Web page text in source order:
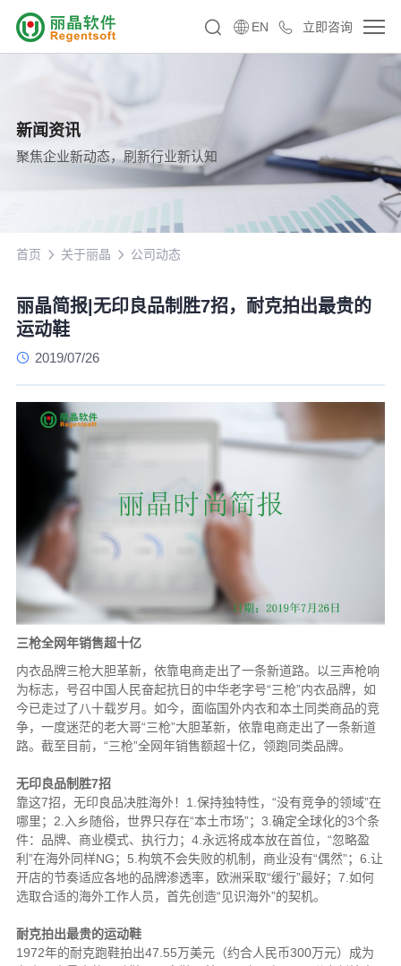
立即咨询
EN
新闻资讯
聚焦企业新动态，刷新行业新认知
首页 关于丽晶 公司动态
丽晶简报|无印良品制胜7招，耐克拍出最贵的
运动鞋
2019/07/26
三枪全网年销售超十亿
内衣品牌三枪大胆革新，依靠电商走出了一条新道路。以三声枪响
为标志，号召中国人民奋起抗日的中华老字号“三枪”内衣品牌，如
今已走过了八十载岁月。如今，面临国外内衣和本土同类商品的竞
争，一度迷茫的老大哥“三枪”大胆革新，依靠电商走出了一条新道
路。截至目前，“三枪”全网年销售额超十亿，领跑同类品牌。
无印良品制胜7招
靠这7招，无印良品决胜海外！1.保持独特性，“没有竞争的领域”在
哪里；2.入乡随俗，世界只存在“本土市场”；3.确定全球化的3个条
件：品牌、商业模式、执行力；4.永远将成本放在首位，“忽略盈
利”在海外同样NG；5.构筑不会失败的机制，商业没有“偶然”；6.让
开店的节奏适应各地的品牌渗透率，欧洲采取“缓行”最好；7.如何
选取合适的海外工作人员，首先创造“见识海外”的契机。
耐克拍出最贵的运动鞋
1972年的耐克跑鞋拍出47.55万美元（约合人民币300万元）成为